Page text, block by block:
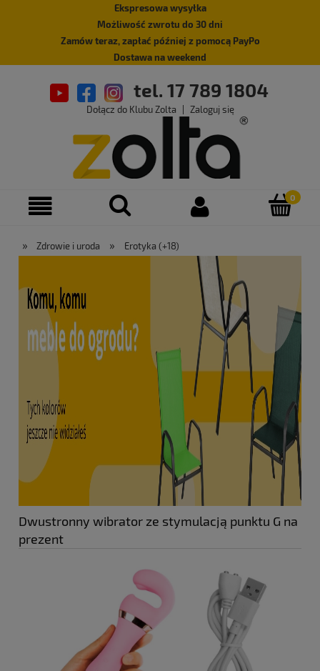
Ekspresowa wysyłka
Możliwość zwrotu do 30 dni
Zamów teraz, zapłać później z pomocą PayPo
Dostawa na weekend
tel. 17 789 1804
Dołącz do Klubu Zolta Zaloguj się
» Zdrowie i uroda » Erotyka (+18)
Dwustronny wibrator ze stymulacją punktu G na
prezent